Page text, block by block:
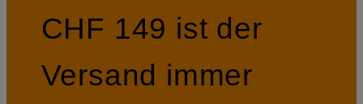
CHF 149 ist der
Versand immer